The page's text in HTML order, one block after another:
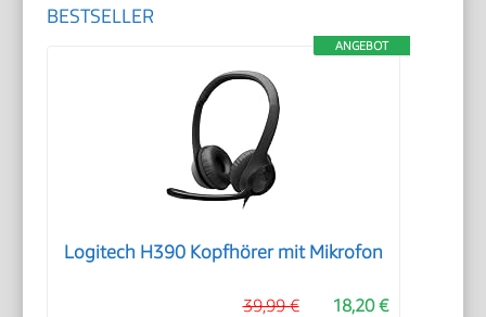
BESTSELLER
ANGEBOT
Logitech H390 Kopfhörer mit Mikrofon
18,20 €
39,99 €